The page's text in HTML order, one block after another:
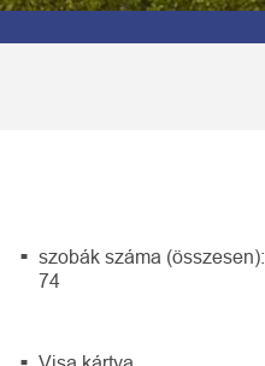
szobák száma (összesen):
74